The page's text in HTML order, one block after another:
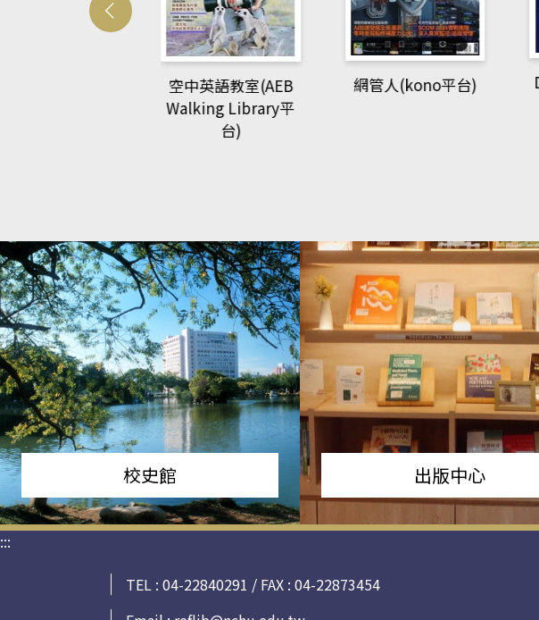
網管人(kono平台) Developmetal cell
校史館 出版中心
:::
TEL : 04-22840291 / FAX : 04-22873454